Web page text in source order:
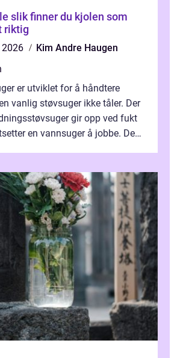
riktig
Kim Andre Haugen
er utviklet for å håndtere
vanlig støvsuger ikke tåler. Der
gir opp ved fukt
en vannsuger å jobbe. Den